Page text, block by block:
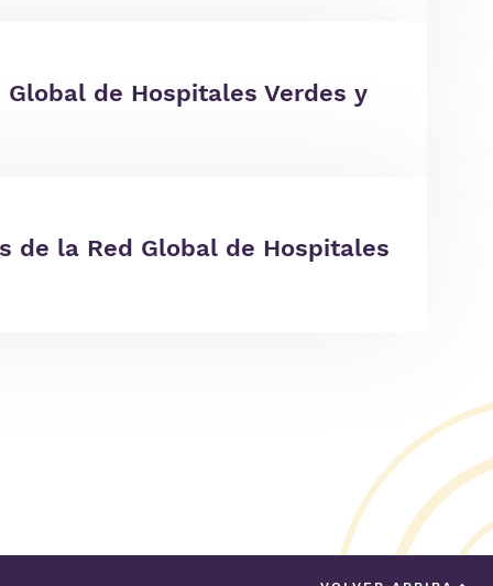
de Hospitales Verdes y
la Red Global de Hospitales